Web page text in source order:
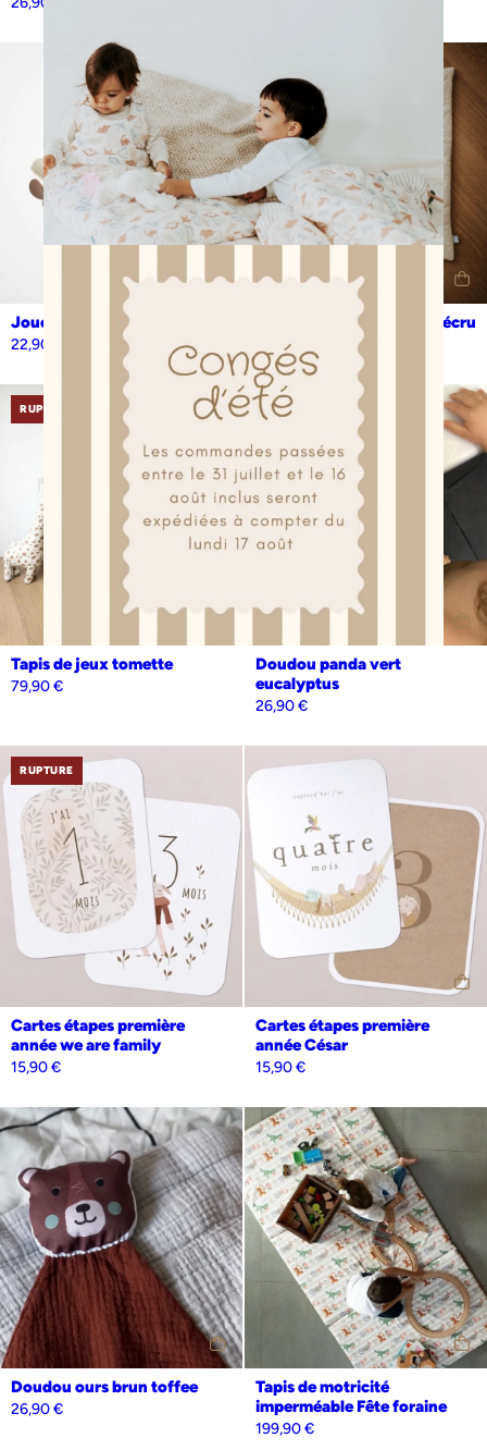
Jouet de bain hydravion milk
22,90
Tapis de jeux moumoute écru
85,90
RUPTURE
Tapis de jeux tomette
79,90€
Personnalisation Non
Doudou panda vert
eucalyptus
26,90€
RUPTURE
Cartes étapes première
année we are family
15,90€
Cartes étapes première
année César
15,90€
Personnalisation Oui Non
Doudou ours brun toffee
26,90€
Tapis de motricité
imperméable Fête foraine
199,90€